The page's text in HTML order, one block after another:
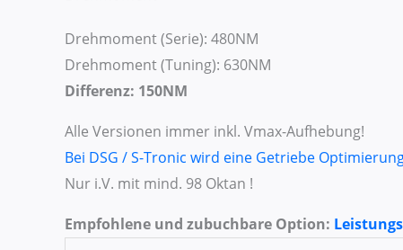
Drehmoment (Serie): 480NM
Drehmoment (Tuning): 630NM
Differenz: 150NM
Alle Versionen immer inkl. Vmax-Aufhebung!
Bei DSG / S-Tronic wird eine Getriebe
Nur i.V. mit mind. 98 Oktan !
Empfohlene und zubuchbare Option: